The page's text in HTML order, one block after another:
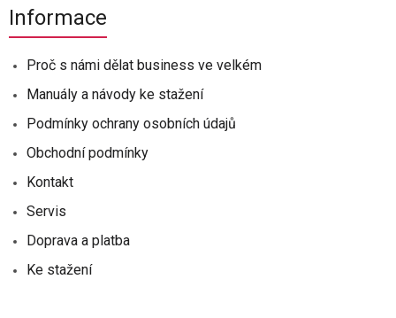
Informace
Proč s námi dělat business ve velkém
Manuály a návody ke stažení
Podmínky ochrany osobních údajů
Obchodní podmínky
Kontakt
Servis
Doprava a platba
Ke stažení